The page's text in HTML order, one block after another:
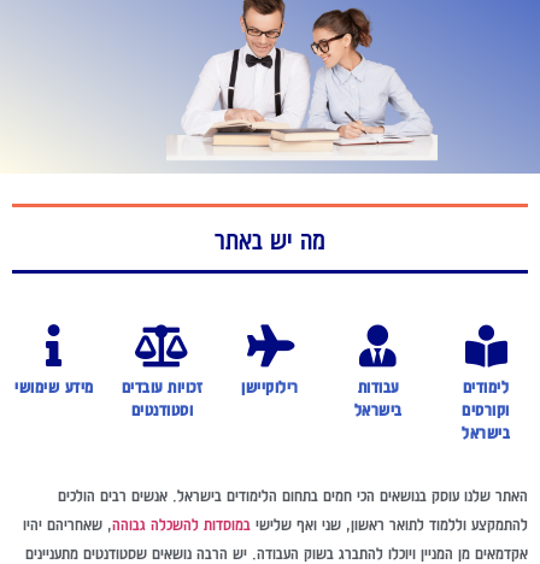
מה יש באתר
לימודים
וקורסים
בישראל
עבודות
בישראל
רילוקיישן
זכויות עובדים
וסטודנטים
מידע שימושי
שלנו עוסק בנושאים הכי חמים בתחום הלימודים בישראל. אנשים רבים הולכים
וללמוד לתואר ראשון, שני ואף שלישיבמוסדות להשכלה גבוהה, שאחריהם יהיו
מן המניין ויוכלו להתברג בשוק העבודה. יש הרבה נושאים שסטודנטים מתעניינים